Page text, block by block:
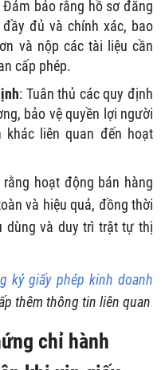
Đảm bảo rằng hồ sơ đăng
đủ và chính xác, bao
và nộp các tài liệu cần
cấp phép.
: Tuân thủ các quy định
bảo vệ quyền lợi người
liên quan đến hoạt
hoạt động bán hàng
và hiệu quả, đồng thời
dùng và duy trì trật tự thị
ký giấy phép kinh doanh
thêm thông tin liên quan
chỉ hành